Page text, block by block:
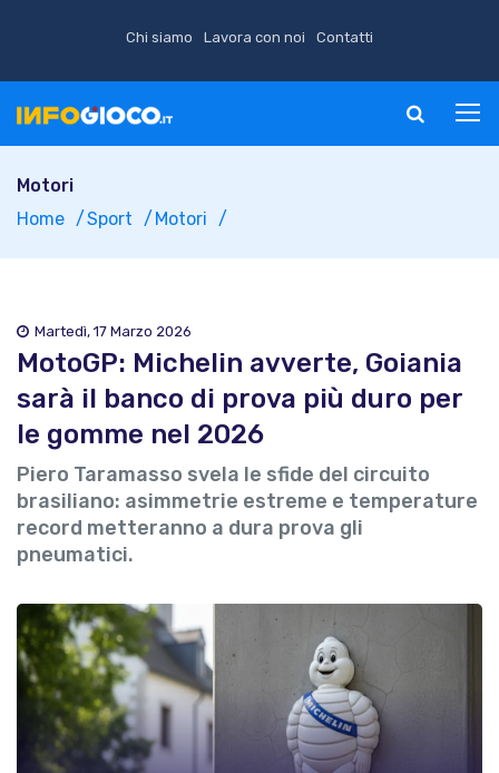
Chi siamo Lavora con noi Contatti
Motori
Home
Sport Motori
Martedì, 17 Marzo 2026
MotoGP: Michelin avverte, Goiania
sarà il banco di prova più duro per
le gomme nel 2026
Piero Taramasso svela le sfide del circuito
brasiliano: asimmetrie estreme e temperature
record metteranno a dura prova gli
pneumatici.